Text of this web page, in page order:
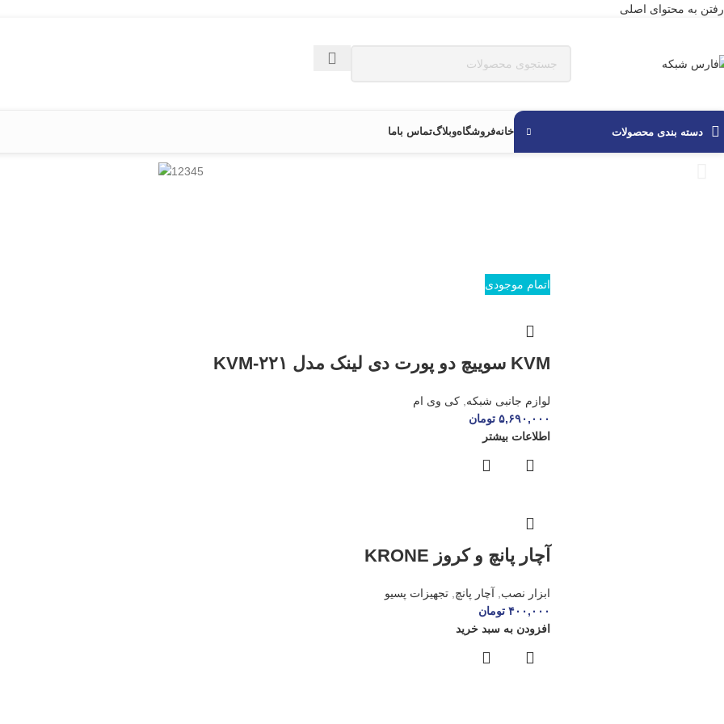
رفتن به محتوای اصلی
دسته بندی محصولات خانهفروشگاهوبلاگتماس باما
اتمام موجودی
KVM سوییچ دو پورت دی لینک مدل KVM-۲۲۱
لوازم جانبی شبکه, کی وی ام
۵,۶۹۰,۰۰۰ تومان
اطلاعات بیشتر
آچار پانچ و کروز KRONE
ابزار نصب, آچار پانچ, تجهیزات پسیو
۴۰۰,۰۰۰ تومان
افزودن به سبد خرید